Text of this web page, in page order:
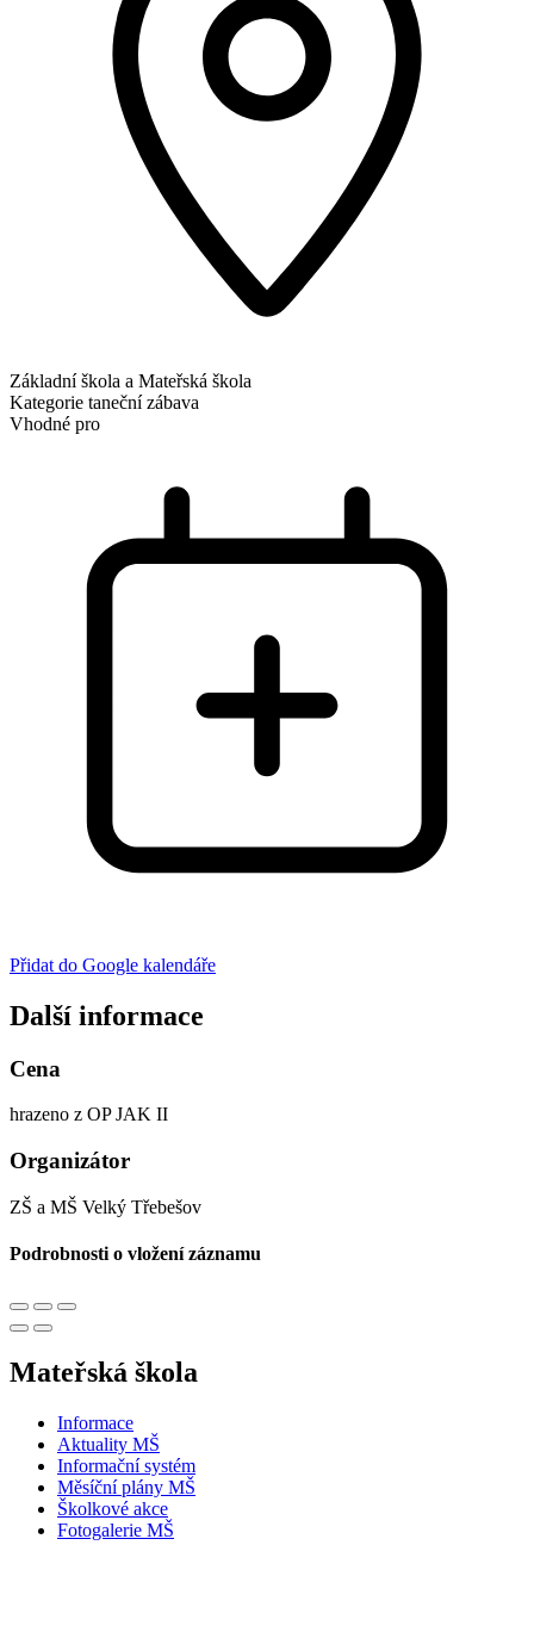
Základní škola a Mateřská škola
Kategorie taneční zábava
Vhodné pro
Přidat do Google kalendáře
Další informace
Cena
hrazeno z OP JAK II
Organizátor
ZŠ a MŠ Velký Třebešov
Podrobnosti o vložení záznamu
Mateřská škola
Informace
Aktuality MŠ
Informační systém
Měsíční plány MŠ
Školkové akce
Fotogalerie MŠ